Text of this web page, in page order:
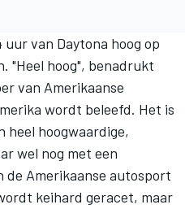
van Daytona hoog op
"Heel hoog", benadrukt
van Amerikaanse
wordt beleefd. Het is
heel hoogwaardige,
wel nog met een
de Amerikaanse autosport
keihard geracet, maar